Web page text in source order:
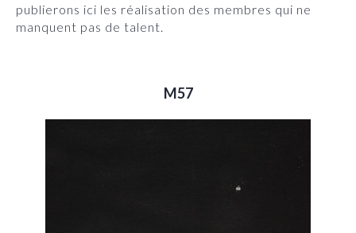
publierons ici les réalisation des membres qui ne
manquent pas de talent.
M57